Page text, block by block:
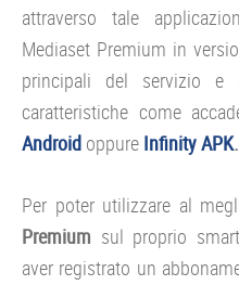
attraverso tale
Mediaset Premium in
principali del servizio e
caratteristiche come
Android oppure Infinity APK.
Per poter utilizzare al
Premium sul proprio
aver registrato un